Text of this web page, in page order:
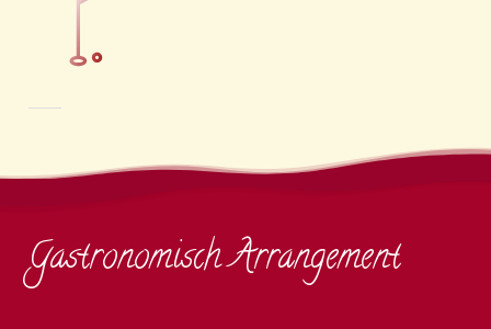
Gastronomisch Arrangement